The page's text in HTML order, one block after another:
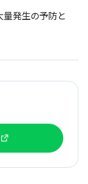
量発生の予防と